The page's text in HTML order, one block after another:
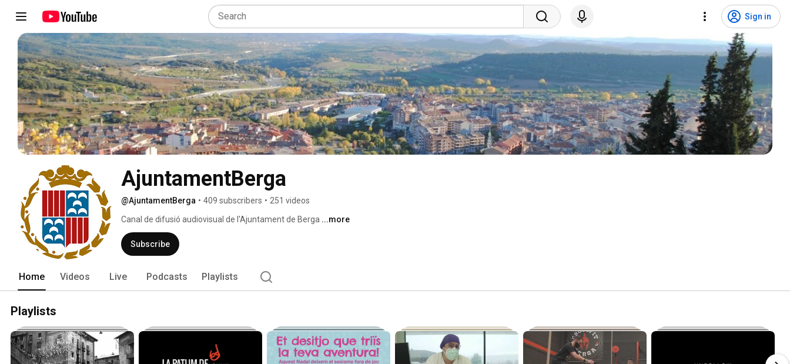
Sign in
AjuntamentBerga
@AjuntamentBerga • 409 subscribers • 251 videos
Canal de difusió audiovisual de l'Ajuntament de Berga ...more
Subscribe
Home Videos Live Podcasts Playlists
Playlists